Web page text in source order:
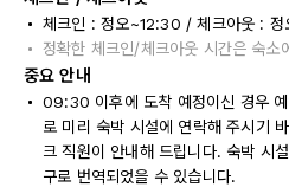
체크인 : 정오~12:30 / 체크아웃 : 정
정확한 체크인/체크아웃 시간은 숙소
중요 안내
09:30 이후에 도착 예정이신 경우
로 미리 숙박 시설에 연락해 주시기
크 직원이 안내해 드립니다. 숙박 시
구로 번역되었을 수 있습니다.